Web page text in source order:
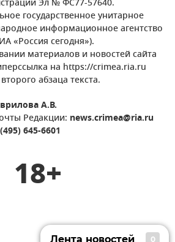
Эл № ФС77-57640.
государственное унитарное
информационное агентство
«Россия сегодня»).
материалов и новостей сайта
на https://crimea.ria.ru
абзаца текста.
А.В.
Редакции: news.crimea@ria.ru
645-6601
18+
Лента новостей 0